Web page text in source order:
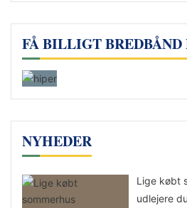
FÅ BILLIGT
NYHEDER
Lige købt
udlejere